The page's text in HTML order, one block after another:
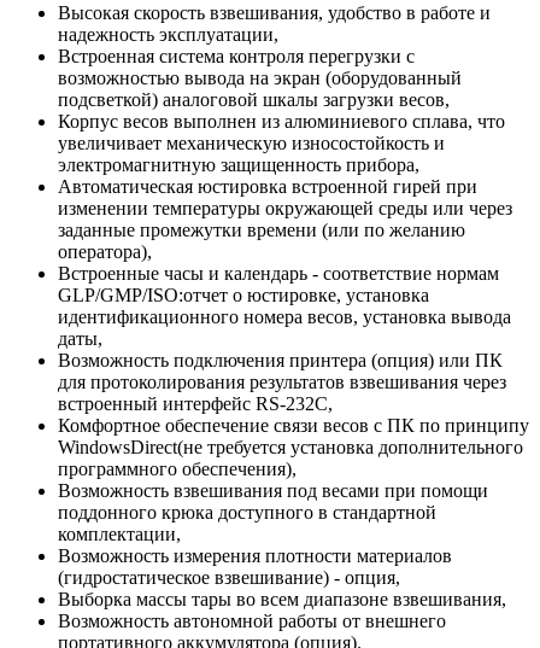
Высокая скорость взвешивания, удобство в работе и
надежность эксплуатации,
Встроенная система контроля перегрузки с
возможностью вывода на экран (оборудованный
подсветкой) аналоговой шкалы загрузки весов,
Корпус весов выполнен из алюминиевого сплава, что
увеличивает механическую износостойкость и
электромагнитную защищенность прибора,
Автоматическая юстировка встроенной гирей при
изменении температуры окружающей среды или через
заданные промежутки времени (или по желанию
оператора),
Встроенные часы и календарь - соответствие нормам
GLP/GMP/ISO:отчет о юстировке, установка
идентификационного номера весов, установка вывода
даты,
Возможность подключения принтера (опция) или ПК
для протоколирования результатов взвешивания через
встроенный интерфейс RS-232C,
Комфортное обеспечение связи весов с ПК по принципу
WindowsDirect(не требуется установка дополнительного
программного обеспечения),
Возможность взвешивания под весами при помощи
поддонного крюка доступного в стандартной
комплектации,
Возможность измерения плотности материалов
(гидростатическое взвешивание) - опция,
Выборка массы тары во всем диапазоне взвешивания,
Возможность автономной работы от внешнего
портативного аккумулятора (опция).